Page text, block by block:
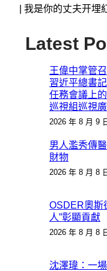
我是你的丈夫开埋
Latest
王偉中掌管
習近平總書
任務會議上
巡視組巡視
2026 年 8 月 9
男人濫秀傳
財物
2026 年 8 月 8
OSDER奧斯
人”彰顯貢獻
2026 年 8 月 8
沈澤瑋：一